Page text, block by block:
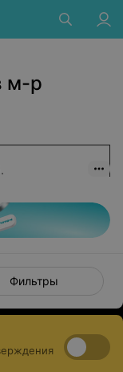
м-р
Фильтры